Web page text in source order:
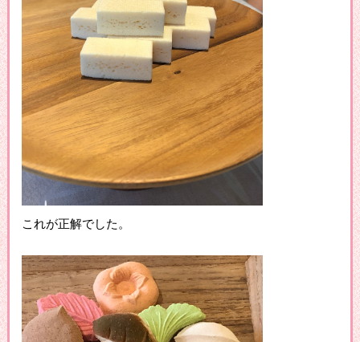
これが正解でした。